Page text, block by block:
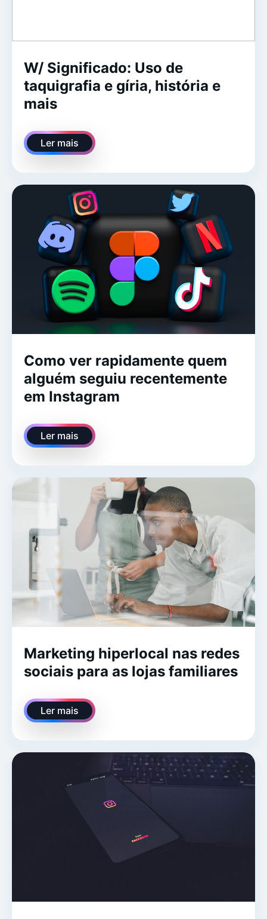
W/ Significado: Uso de
taquigrafia e gíria, história e
mais
Ler mais
Como ver rapidamente quem
alguém seguiu recentemente
em Instagram
Ler mais
Marketing hiperlocal nas redes
sociais para as lojas familiares
Ler mais